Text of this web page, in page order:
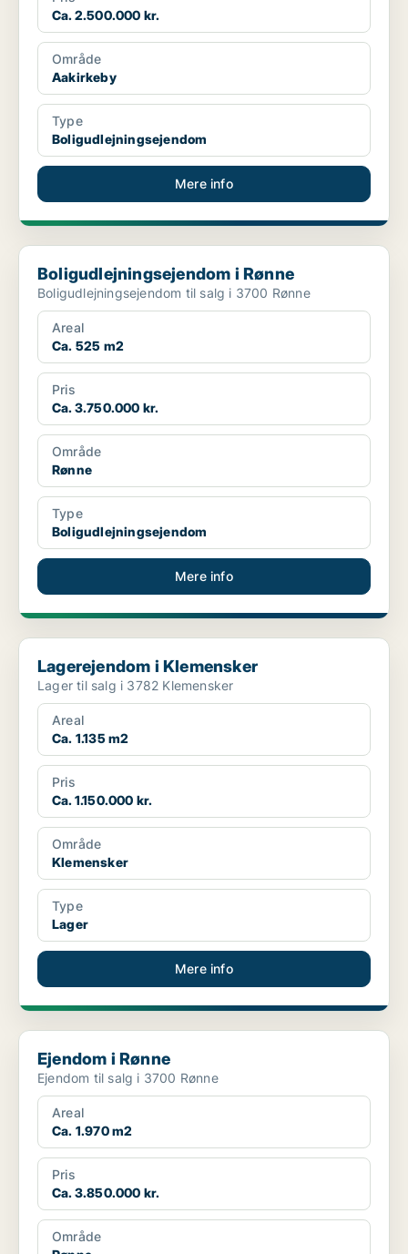
Ca. 2.500.000 kr.
Område
Aakirkeby
Type
Boligudlejningsejendom
Mere info
Boligudlejningsejendom i Rønne
Boligudlejningsejendom i Rønne
Boligudlejningsejendom til salg i 3700 Rønne
Areal
Ca. 525 m2
Pris
Ca. 3.750.000 kr.
Område
Rønne
Type
Boligudlejningsejendom
Mere info
Lagerejendom i Klemensker
Lagerejendom i Klemensker
Lager til salg i 3782 Klemensker
Areal
Ca. 1.135 m2
Pris
Ca. 1.150.000 kr.
Område
Klemensker
Type
Lager
Mere info
Ejendom i Rønne
Ejendom i Rønne
Ejendom til salg i 3700 Rønne
Areal
Ca. 1.970 m2
Pris
Ca. 3.850.000 kr.
Område